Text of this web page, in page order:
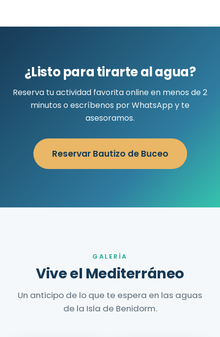
¿Listo para tirarte al agua?
Reserva tu actividad favorita online en menos de 2
minutos o escríbenos por WhatsApp y te
asesoramos.
Reservar Bautizo de Buceo
GALERÍA
Vive el Mediterráneo
Un anticipo de lo que te espera en las aguas
de la Isla de Benidorm.